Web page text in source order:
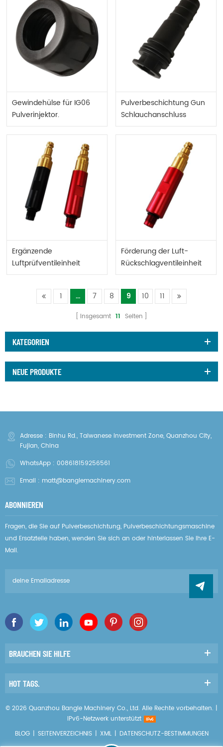
Gewindehülse für IG06
Pulverinjektor.
Pulverbeschichtung Gun
Schlauchanschluss
Ergänzende
Luftprüfventileinheit
Förderung der Luft-
Rückschlagventileinheit
1 ... 7 8 9 10 11
Insgesamt 11 Seiten
KATEGORIEN
NEUE PRODUKTE
Adresse : Binhu Rd., Taiwanese Investment Zone, Quanzhou City,
Fujian, China
WhatsApp : 008618159256561
Email : matt@banglemachinery.com
ABONNIEREN
Fragen, die Sie auf Pulverbeschichtung, Pulverbeschichtungsmaschine
und Ersatzteile haben, wenden Sie sich an oder hinterlassen Sie Ihre E-
Mail.
BRAUCHEN SIE HILFE
HOT TAGS.
© 2026 Quanzhou Bangle Machinery Co., Ltd. Alle Rechte vorbehalten. |
IPv6-Netzwerk unterstützt
BLOG | SEITENVERZEICHNIS | XML | DATENSCHUTZ-BESTIMMUNGEN